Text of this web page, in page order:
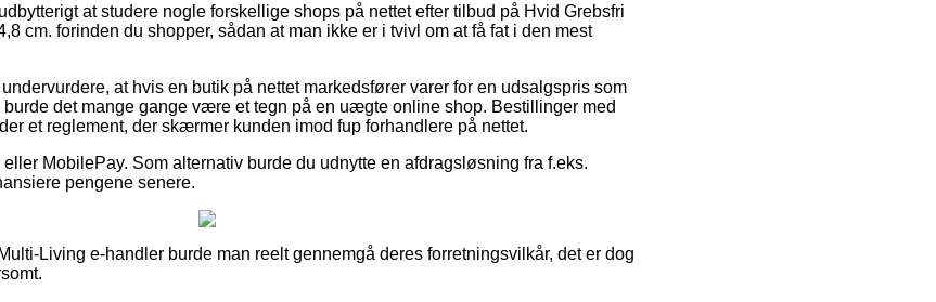
at studere nogle forskellige shops på nettet efter tilbud på Hvid Grebsfri
cm. forinden du shopper, sådan at man ikke er i tvivl om at få fat i den mest
at hvis en butik på nettet markedsfører varer for en udsalgspris som
burde det mange gange være et tegn på en uægte online shop. Bestillinger med
et reglement, der skærmer kunden imod fup forhandlere på nettet.
MobilePay. Som alternativ burde du udnytte en afdragsløsning fra f.eks.
pengene senere.
Living e-handler burde man reelt gennemgå deres forretningsvilkår, det er dog